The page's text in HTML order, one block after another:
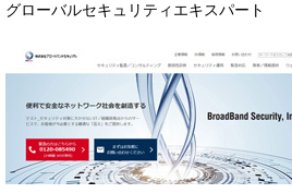
グローバルセキュリティエキスパート